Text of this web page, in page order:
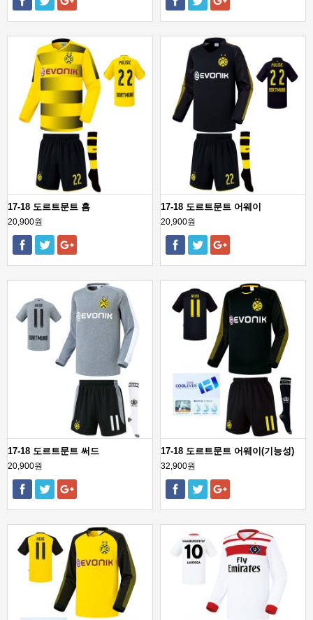
17-18 도르트문트 홈
20,900원
17-18 도르트문트 어웨이
20,900원
17-18 도르트문트 써드
20,900원
17-18 도르트문트 어웨이(기능성)
32,900원